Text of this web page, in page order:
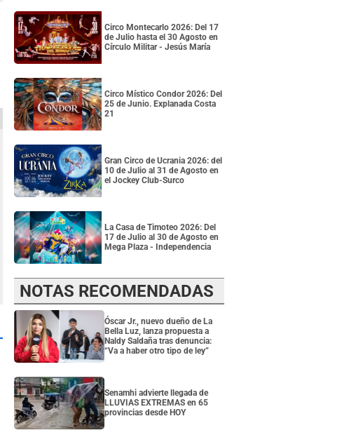
Circo Montecarlo 2026: Del 17
de Julio hasta el 30 Agosto en
Círculo Militar - Jesús María
Circo Místico Condor 2026: Del
25 de Junio. Explanada Costa
21
Gran Circo de Ucrania 2026: del
10 de Julio al 31 de Agosto en
el Jockey Club-Surco
La Casa de Timoteo 2026: Del
17 de Julio al 30 de Agosto en
Mega Plaza - Independencia
NOTAS RECOMENDADAS
Óscar Jr., nuevo dueño de La
Bella Luz, lanza propuesta a
Naldy Saldaña tras denuncia:
“Va a haber otro tipo de ley”
Senamhi advierte llegada de
LLUVIAS EXTREMAS en 65
provincias desde HOY